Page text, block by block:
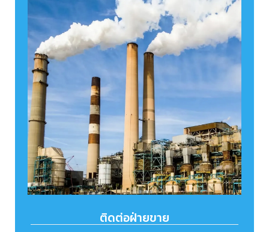
ติดต่อฝ่ายขาย